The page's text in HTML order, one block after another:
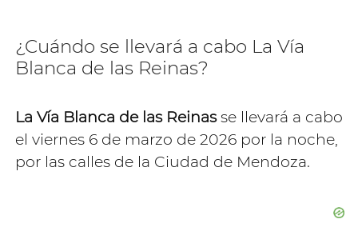
¿Cuándo se llevará a cabo La Vía
Blanca de las Reinas?
La Vía Blanca de las Reinasse llevará a cabo
el viernes 6 de marzo de 2026 por la noche,
por las calles de la Ciudad de Mendoza.